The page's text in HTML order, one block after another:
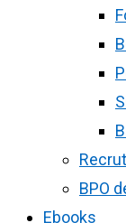
BPO
Ebooks